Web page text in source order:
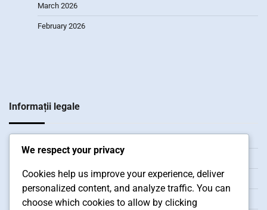
March 2026
February 2026
Informații legale
Povestea noastră
Confidențialitatea ta
Contactează-ne
We respect your privacy
Cookies help us improve your experience, deliver
personalized content, and analyze traffic. You can
choose which cookies to allow by clicking